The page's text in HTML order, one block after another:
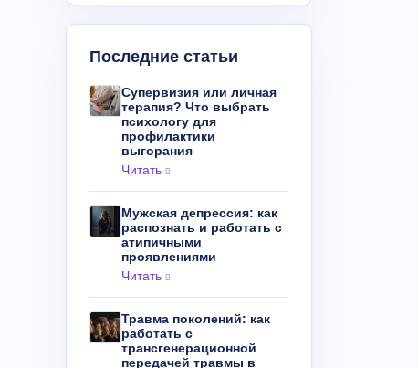
Последние статьи
Супервизия или личная
терапия? Что выбрать
психологу для
профилактики
выгорания
Читать
Мужская депрессия: как
распознать и работать с
атипичными
проявлениями
Читать
Травма поколений: как
работать с
трансгенерационной
передачей травмы в